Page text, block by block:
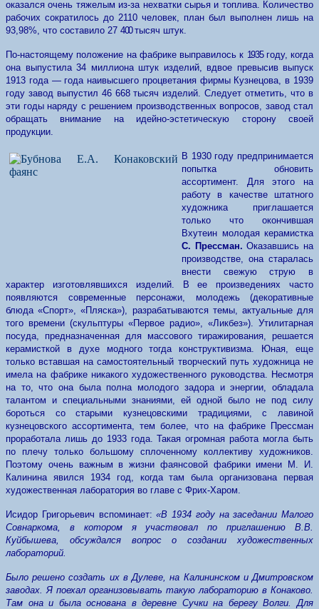
оказался очень тяжелым из-за нехватки сырья и топлива. Количество
рабочих сократилось до 2110 человек, план был выполнен лишь на
93,98%, что составило 27 400тысяч штук.
По-настоящему положение на фабрике выправилось к 1935году, когда
она выпустила 34 миллиона штук изделий, вдвое превысив выпуск
1913 года — года наивысшего процветания фирмы Кузнецова, в 1939
году завод выпустил 46 668 тысяч изделий. Следует отметить, что в
эти годы наряду с решением производственных вопросов, завод стал
обращать внимание на идейно-эстетическую сторону своей
продукции.
В 1930 году предпринимается
попытка обновить
ассортимент. Для этого на
работу в качестве штатного
художника приглашается
только что окончившая
Вхутеин молодая керамистка
С. Прессман. Оказавшись на
производстве, она старалась
внести свежую струю в
характер изготовлявшихся изделий. В ее произведениях часто
появляются современные персонажи, молодежь (декоративные
блюда «Спорт», «Пляска»), разрабатываются темы, актуальные для
того времени (скульптуры «Первое радио», «Ликбез»). Утилитарная
посуда, предназначенная для массового тиражирования, решается
керамисткой в духе модного тогда конструктивизма. Юная, еще
только вставшая на самостоятельный творческий путь художница не
имела на фабрике никакого художественного руководства. Несмотря
на то, что она была полна молодого задора и энергии, обладала
талантом и специальными знаниями, ей одной было не под силу
бороться со старыми кузнецовскими традициями, с лавиной
кузнецовского ассортимента, тем более, что на фабрике Прессман
проработала лишь до 1933 года. Такая огромная работа могла быть
по плечу только большому сплоченному коллективу художников.
Поэтому очень важным в жизни фаянсовой фабрики имени М. И.
Калинина явился 1934 год, когда там была организована первая
художественная лаборатория во главе с Фрих-Харом.
Исидор Григорьевич вспоминает:«В 1934 году на заседании Малого
Совнаркома, в котором я участвовал по приглашению В.В.
Куйбышева, обсуждался вопрос о создании художественных
лабораторий.
Было решено создать их в Дулеве, на Калининском и Дмитровском
заводах. Я поехал организовывать такую лабораторию в Конаково.
Там она и была основана в деревне Сучки на берегу Волги. Для